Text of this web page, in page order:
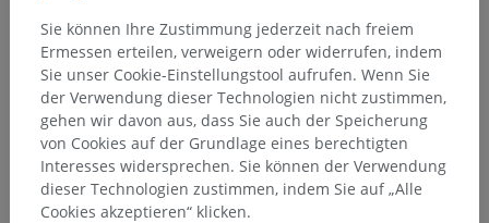
Sie können Ihre Zustimmung jederzeit nach freiem
Ermessen erteilen, verweigern oder widerrufen, indem
Sie unser Cookie-Einstellungstool aufrufen. Wenn Sie
der Verwendung dieser Technologien nicht zustimmen,
gehen wir davon aus, dass Sie auch der Speicherung
von Cookies auf der Grundlage eines berechtigten
Interesses widersprechen. Sie können der Verwendung
dieser Technologien zustimmen, indem Sie auf „Alle
Cookies akzeptieren“ klicken.